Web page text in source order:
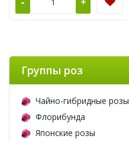
Группы роз
Чайно-гибридные розы
Флорибунда
Японские розы